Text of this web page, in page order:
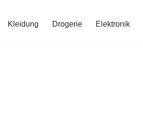
Kleidung Drogerie Elektronik